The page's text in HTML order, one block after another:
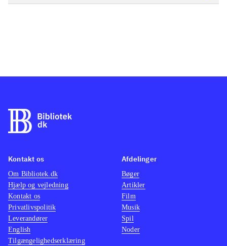
Kontakt os
Om Bibliotek.dk
Hjælp og vejledning
Kontakt os
Privatlivspolitik
Leverandører
English
Tilgængelighedserklæring
Afdelinger
Bøger
Artikler
Film
Musik
Spil
Noder